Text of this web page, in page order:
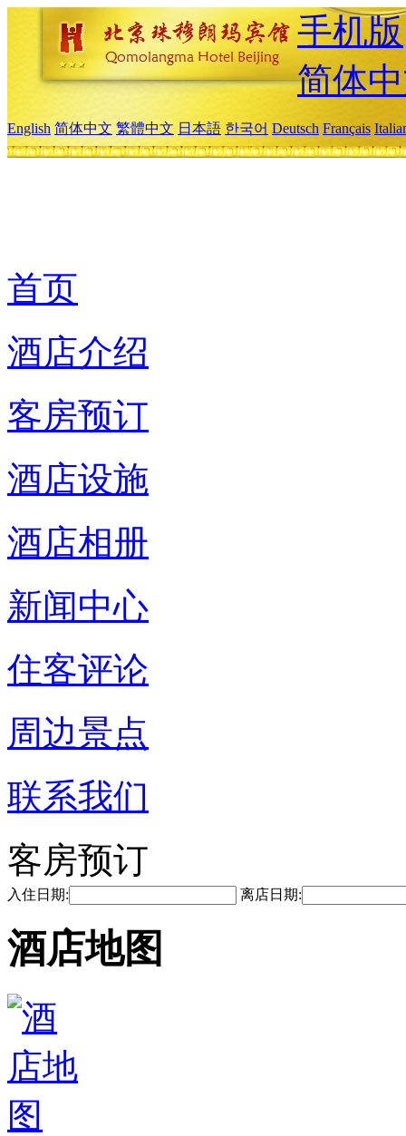
手机版
简体
English 简体中文 繁體中文 日本語 한국어 Deutsch Français
首页
酒店介绍
客房预订
酒店设施
酒店相册
新闻中心
住客评论
周边景点
联系我们
客房预订
入住日期: 离店日期:
酒店地图